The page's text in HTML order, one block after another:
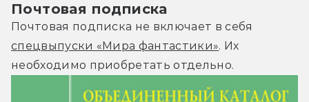
Почтовая подписка
Почтовая подписка не включает в себя
спецвыпуски «Мира фантастики». Их
необходимо приобретать отдельно.